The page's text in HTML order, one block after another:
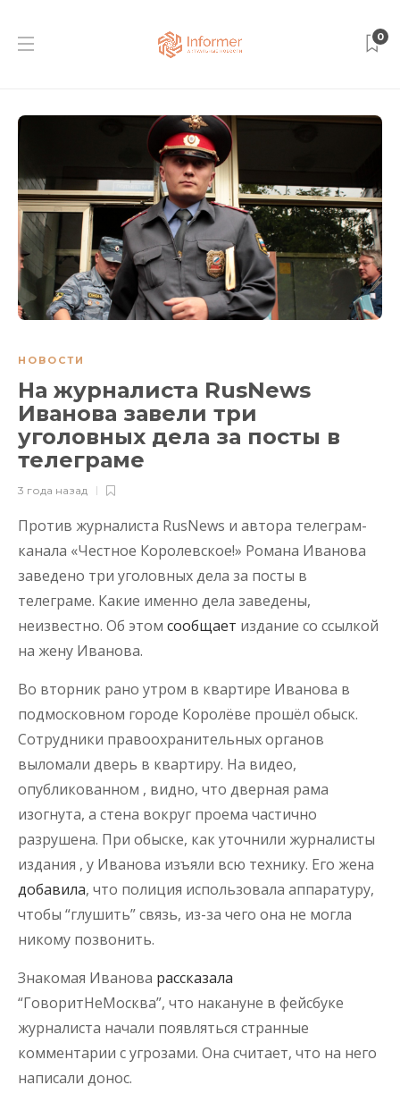
0
НОВОСТИ
На журналиста RusNews
Иванова завели три
уголовных дела за посты в
телеграме
3 года назад
Против журналиста RusNews и автора телеграм-
канала «Честное Королевское!» Романа Иванова
заведено три уголовных дела за посты в
телеграме. Какие именно дела заведены,
неизвестно. Об этом сообщает издание со ссылкой
на жену Иванова.
Во вторник рано утром в квартире Иванова в
подмосковном городе Королёве прошёл обыск.
Сотрудники правоохранительных органов
выломали дверь в квартиру. На видео,
опубликованном , видно, что дверная рама
изогнута, а стена вокруг проема частично
разрушена. При обыске, как уточнили журналисты
издания , у Иванова изъяли всю технику. Его жена
добавила, что полиция использовала аппаратуру,
чтобы “глушить” связь, из-за чего она не могла
никому позвонить.
Знакомая Иванова рассказала
“ГоворитНеМосква”, что накануне в фейсбуке
журналиста начали появляться странные
комментарии с угрозами. Она считает, что на него
написали донос.